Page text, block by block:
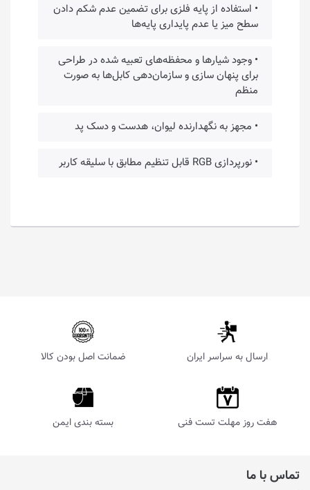
• استفاده از پایه فلزی برای تضمین عدم شکم دادن
سطح میز یا عدم پایداری پایه‌ها
• وجود شیارها و محفظه‌های تعبیه شده در طراحی
برای پنهان سازی و سازمان‌دهی کابل‌ها به صورت
منظم
• مجهز به نگهدارنده لیوان، هدست و دسک پد
• نورپردازی RGB قابل تنظیم مطابق با سلیقه کاربر
ارسال به سراسر ایران ضمانت اصل بودن کالا
هفت روز مهلت تست فنی بسته بندی ایمن
تماس با ما